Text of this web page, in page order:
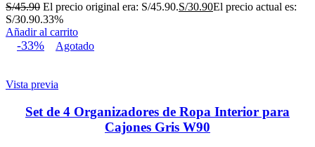
S/45.90 El precio original era: S/45.90.S/30.90El precio actual es:
S/30.90.33%
Añadir al carrito
-33% Agotado
Vista previa
Set de 4 Organizadores de Ropa Interior para
Cajones Gris W90